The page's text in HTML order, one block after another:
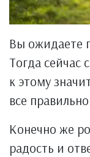
Вы ожидаете
Тогда сейчас
к этому
все
Конечно же
радость и